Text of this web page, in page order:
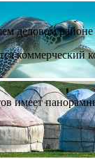
деловом
имеет